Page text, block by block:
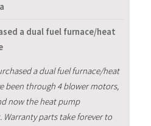
a dual fuel furnace/heat
a dual fuel furnace/heat
been through 4 blower motors,
now the heat pump
Warranty parts take forever to